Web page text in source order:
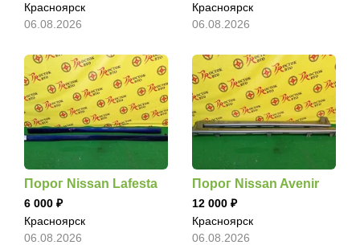
Красноярск
06.08.2026
Красноярск
06.08.2026
Порог Nissan Lafesta
6 000
Красноярск
06.08.2026
Порог Nissan Avenir
12 000
Красноярск
06.08.2026